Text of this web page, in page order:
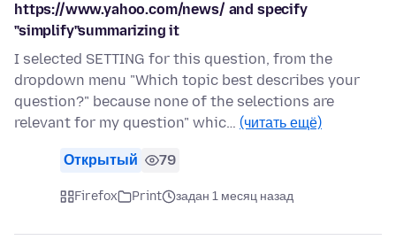
https://www.yahoo.com/news/ and specify
"simplify"summarizing it
I selected SETTING for this question, from the
dropdown menu "Which topic best describes your
question?" because none of the selections are
relevant for my question" whic… (читать ещё)
Открытый 79
Firefox Print задан 1 месяц назад